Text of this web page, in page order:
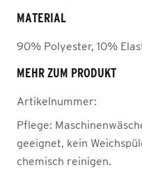
MATERIAL
90% Polyester, 10%
MEHR ZUM PRODUKT
Artikelnummer:
Pflege:
geeignet, kein
chemisch reinigen.